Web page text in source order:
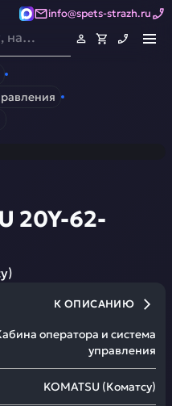
info@spets-strazh.ru
20Y-62-
)
К ОПИСАНИЮ
оператора и система
управления
KOMATSU (Коматсу)